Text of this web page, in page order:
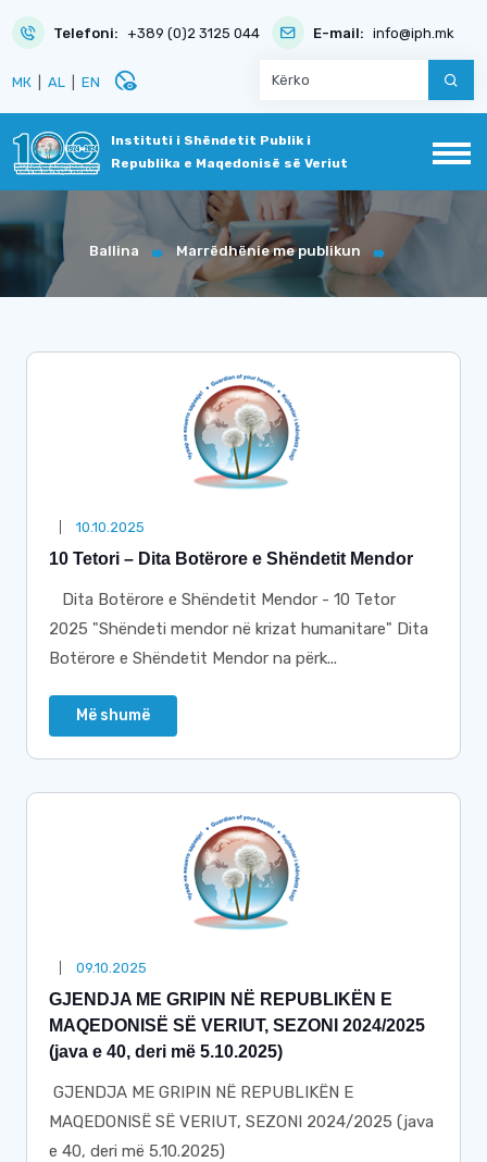
Telefoni: +389 (0)2 3125 044 E-mail: info@iph.mk
МК AL EN disabled_visible
Instituti i Shëndetit Publik i
Republika e Maqedonisë së Veriut
Ballina Marrëdhënie me publikun
10.10.2025
10 Tetori – Dita Botërore e Shëndetit Mendor
Dita Botërore e Shëndetit Mendor - 10 Tetor
2025 "Shëndeti mendor në krizat humanitare" Dita
Botërore e Shëndetit Mendor na përk...
Më shumë
09.10.2025
GJENDJA ME GRIPIN NË REPUBLIKËN E
MAQEDONISË SË VERIUT, SEZONI 2024/2025
(java e 40, deri më 5.10.2025)
GJENDJA ME GRIPIN NË REPUBLIKËN E
MAQEDONISË SË VERIUT, SEZONI 2024/2025 (java
e 40, deri më 5.10.2025)